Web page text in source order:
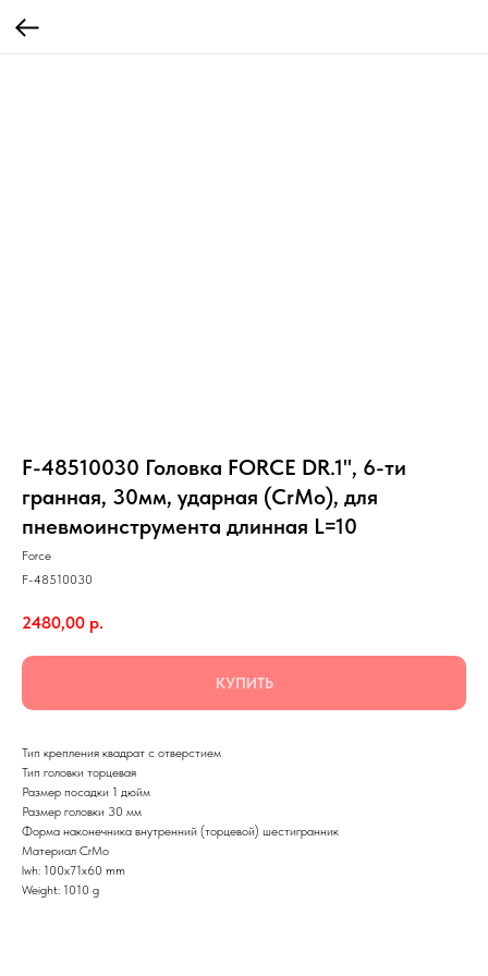
F-48510030 Головка FORCE DR.1", 6-ти
гранная, 30мм, ударная (CrMo), для
пневмоинструмента длинная L=10
Force
F-48510030
2480,00 р.
КУПИТЬ
Тип крепления квадрат с отверстием
Тип головки торцевая
Размер посадки 1 дюйм
Размер головки 30 мм
Форма наконечника внутренний (торцевой) шестигранник
Материал CrMo
lwh: 100x71x60 mm
Weight: 1010 g